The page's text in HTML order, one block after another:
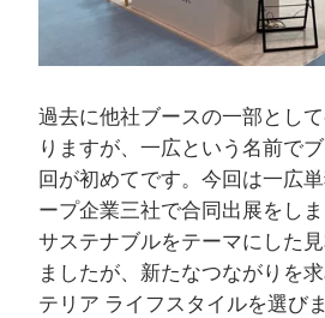
過去に他社ブースの一部とし
りますが、一広という名前で
回が初めてです。今回は一広
ープ企業三社で合同出展をし
サステナブルをテーマにした
ましたが、新たなつながりを
テリア ライフスタイルを選びま